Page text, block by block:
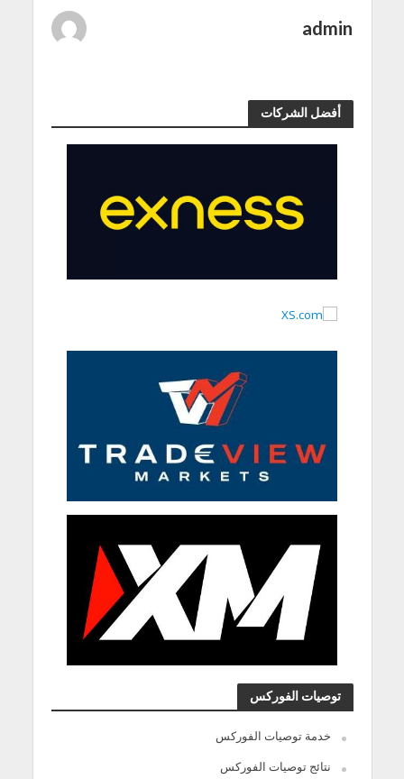
admin
أفضل الشركات
توصيات الفوركس
خدمة توصيات الفوركس
نتائج توصيات الفوركس